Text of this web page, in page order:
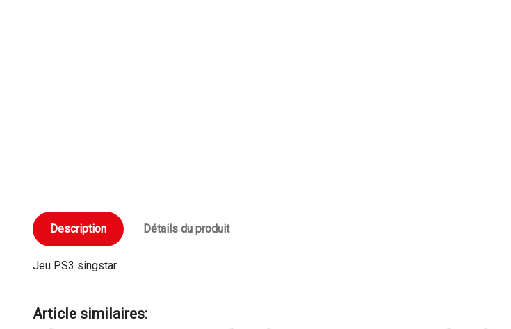
Description Détails du produit
Jeu PS3 singstar
Article similaires: